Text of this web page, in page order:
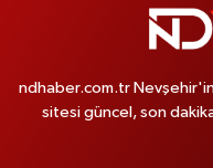
ndhaber.com.tr
sitesi güncel, son